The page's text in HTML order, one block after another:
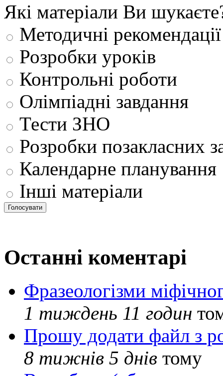
Які матеріали Ви
Методичні рекомендації
Розробки уроків
Контрольні роботи
Олімпіадні завдання
Тести ЗНО
Розробки позакласних
Календарне планування
Інші матеріали
Останні коментарі
Фразеологізми
1 тиждень 11 годин
Прошу додати файл з
8 тижнів 5 днів тому